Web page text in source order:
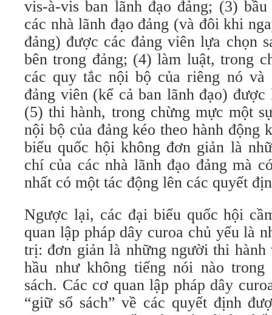
vis-à-vis ban lãnh đạo đảng; (3)
các nhà lãnh đạo đảng (và đôi khi
đảng) được các đảng viên lựa chọn
bên trong đảng; (4) làm luật, trong
các quy tắc nội bộ của riêng nó và
đảng viên (kể cả ban lãnh đạo)
(5) thi hành, trong chừng mực một
nội bộ của đảng kéo theo hành động
biểu quốc hội không đơn giản là
chí của các nhà lãnh đạo đảng mà
nhất có một tác động lên các quyết
Ngược lại, các đại biểu quốc hội
quan lập pháp dây curoa chủ yếu là
trị: đơn giản là những người thi
hầu như không tiếng nói nào
sách. Các cơ quan lập pháp dây
“giữ sổ sách” về các quyết định